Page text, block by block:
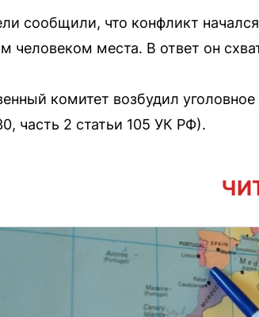
сообщили, что конфликт
человеком места. В ответ он
комитет возбудил
часть 2 статьи 105 УК РФ).